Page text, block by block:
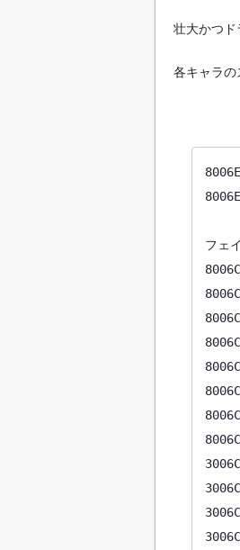
壮大かつド
各キャラの
フェイ